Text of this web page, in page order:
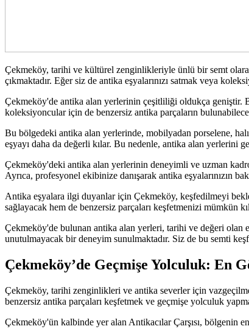
Çekmeköy, tarihi ve kültürel zenginlikleriyle ünlü bir semt
çıkmaktadır. Eğer siz de antika eşyalarınızı satmak veya
Çekmeköy'de antika alan yerlerinin çeşitliliği oldukça geniştir.
koleksiyoncular için de benzersiz antika parçaların
Bu bölgedeki antika alan yerlerinde, mobilyadan porselene,
eşyayı daha da değerli kılar. Bu nedenle, antika alan yerlerini
Çekmeköy'deki antika alan yerlerinin deneyimli ve uzman
Ayrıca, profesyonel ekibinize danışarak antika eşyalarınızın
Antika eşyalara ilgi duyanlar için Çekmeköy, keşfedilmeyi
sağlayacak hem de benzersiz parçaları keşfetmenizi mümkün
Çekmeköy'de bulunan antika alan yerleri, tarihi ve değeri olan
unutulmayacak bir deneyim sunulmaktadır. Siz de bu semti
Çekmeköy’de Geçmişe Yolculuk: En
Çekmeköy, tarihi zenginlikleri ve antika severler için
benzersiz antika parçaları keşfetmek ve geçmişe yolculuk
Çekmeköy'ün kalbinde yer alan Antikacılar Çarşısı, bölgenin